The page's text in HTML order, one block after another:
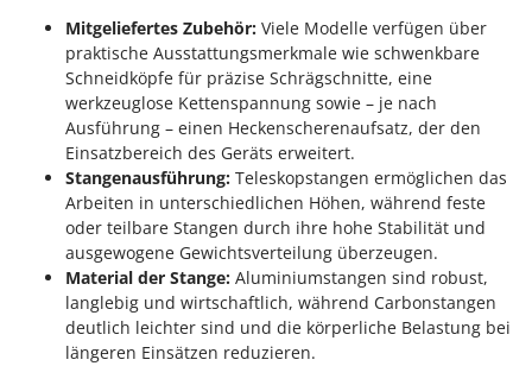
Mitgeliefertes Zubehör: Viele Modelle verfügen über
praktische Ausstattungsmerkmale wie schwenkbare
Schneidköpfe für präzise Schrägschnitte, eine
werkzeuglose Kettenspannung sowie – je nach
Ausführung – einen Heckenscherenaufsatz, der den
Einsatzbereich des Geräts erweitert.
Stangenausführung: Teleskopstangen ermöglichen das
Arbeiten in unterschiedlichen Höhen, während feste
oder teilbare Stangen durch ihre hohe Stabilität und
ausgewogene Gewichtsverteilung überzeugen.
Material der Stange: Aluminiumstangen sind robust,
langlebig und wirtschaftlich, während Carbonstangen
deutlich leichter sind und die körperliche Belastung bei
längeren Einsätzen reduzieren.